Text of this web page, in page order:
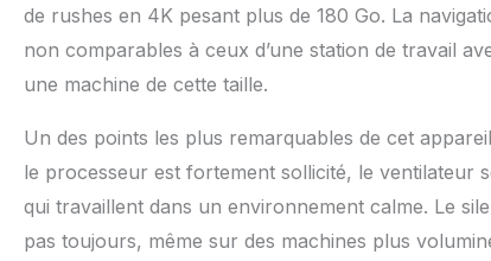
de rushes en 4K pesant plus de 180 Go. La
non comparables à ceux d’une station de travail
une machine de cette taille.
Un des points les plus remarquables de cet
le processeur est fortement sollicité, le ventilateur
qui travaillent dans un environnement calme. Le
pas toujours, même sur des machines plus